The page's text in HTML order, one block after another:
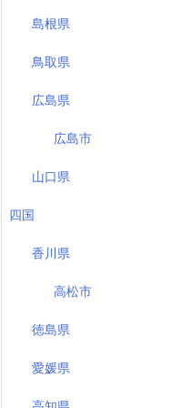
島根県
鳥取県
広島県
広島市
山口県
四国
香川県
高松市
徳島県
愛媛県